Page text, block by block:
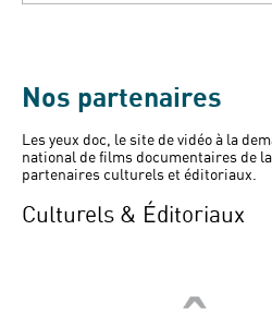
Nos partenaires
Les yeux doc, le site de vidéo à la
national de films documentaires de
partenaires culturels et éditoriaux.
Culturels & Éditoriaux